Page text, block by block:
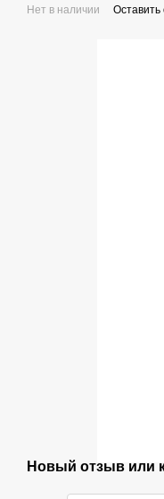
Нет в наличии Оставить
Новый отзыв или